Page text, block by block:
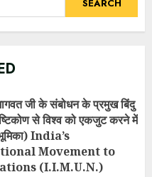
जी के संबोधन के प्रमुख बिंदु
से विश्व को एकजुट करने में
India’s
Movement to
(I.I.M.U.N.)